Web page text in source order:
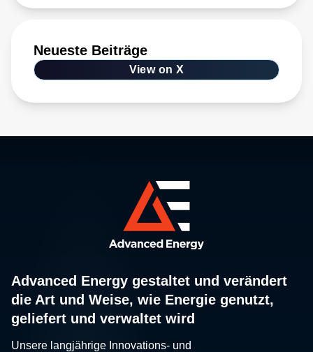
Neueste Beiträge
View on X
Advanced Energy gestaltet und verändert
die Art und Weise, wie Energie genutzt,
geliefert und verwaltet wird
Unsere langjährige Innovations- und